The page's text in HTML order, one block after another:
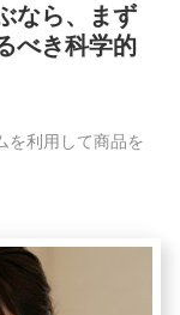
なら、まず
べき科学的
を利用して商品を